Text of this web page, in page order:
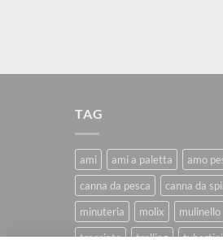
TAG
ami ami a paletta amo
canna da pesca
canna da
minuteria
molix mulinello
trecciato
trolling tubertini